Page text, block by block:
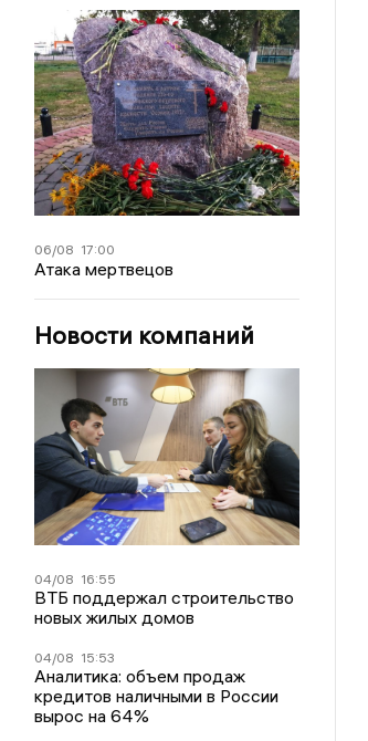
06/08 17:00
Атака мертвецов
Новости компаний
04/08 16:55
ВТБ поддержал строительство
новых жилых домов
04/08 15:53
Аналитика: объем продаж
кредитов наличными в России
вырос на 64%